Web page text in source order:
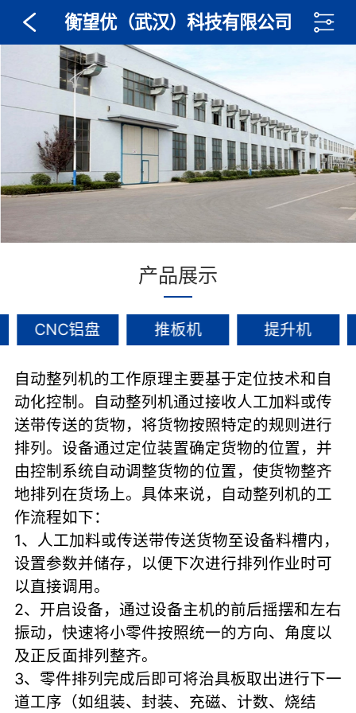
衡望优（武汉）科技有限公司
产品展示
CNC铝盘 推板机 提升机
自动整列机的工作原理主要基于定位技术和自
动化控制。自动整列机通过接收人工加料或传
送带传送的货物，将货物按照特定的规则进行
排列。设备通过定位装置确定货物的位置，并
由控制系统自动调整货物的位置，使货物整齐
地排列在货场上。具体来说，自动整列机的工
作流程如下：
1、人工加料或传送带传送货物至设备料槽内，
设置参数并储存，以便下次进行排列作业时可
以直接调用。
2、开启设备，通过设备主机的前后摇摆和左右
振动，快速将小零件按照统一的方向、角度以
及正反面排列整齐。
3、零件排列完成后即可将治具板取出进行下一
道工序（如组装、封装、充磁、计数、烧结